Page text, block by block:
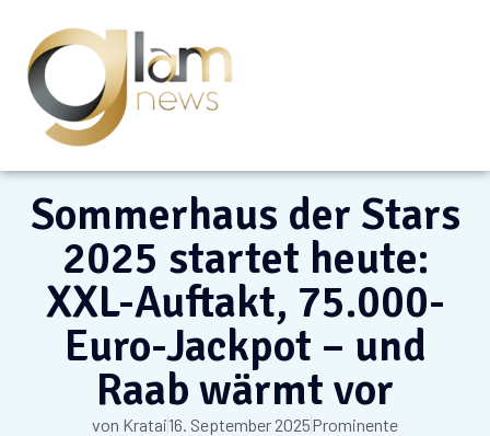
Sommerhaus der Stars
2025 startet heute:
XXL-Auftakt, 75.000-
Euro-Jackpot – und
Raab wärmt vor
von Kratai16. September 2025Prominente